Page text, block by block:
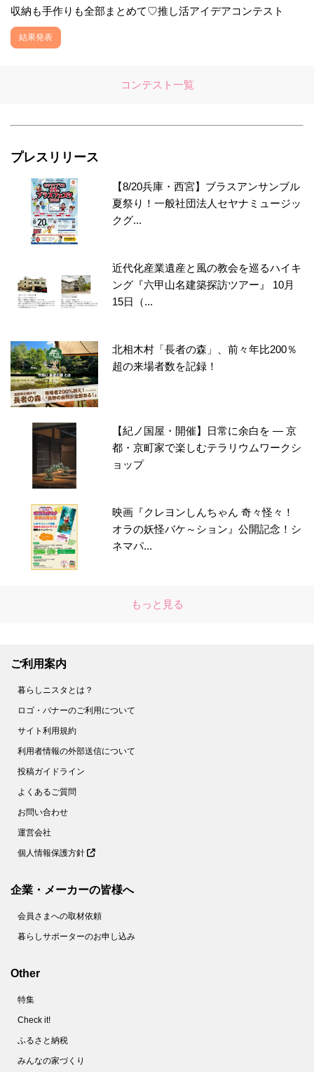
収納も手作りも全部まとめて♡推し活アイデアコンテスト
結果発表
コンテスト一覧
プレスリリース
【8/20兵庫・西宮】ブラスアンサンブル
夏祭り！一般社団法人セヤナミュージッ
クグ...
近代化産業遺産と風の教会を巡るハイキ
ング『六甲山名建築探訪ツアー』 10月
15日（...
北相木村「長者の森」、前々年比200％
超の来場者数を記録！
【紀ノ国屋・開催】日常に余白を ― 京
都・京町家で楽しむテラリウムワークシ
ョップ
映画『クレヨンしんちゃん 奇々怪々！
オラの妖怪バケ～ション』公開記念！シ
ネマパ...
もっと見る
ご利用案内
暮らしニスタとは？
ロゴ・バナーのご利用について
サイト利用規約
利用者情報の外部送信について
投稿ガイドライン
よくあるご質問
お問い合わせ
運営会社
個人情報保護方針
企業・メーカーの皆様へ
会員さまへの取材依頼
暮らしサポーターのお申し込み
Other
特集
Check it!
ふるさと納税
みんなの家づくり